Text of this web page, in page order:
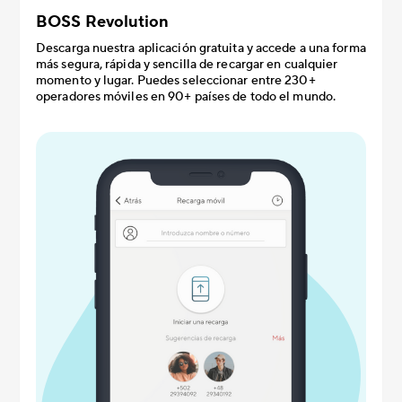
BOSS Revolution
Descarga nuestra aplicación gratuita y accede a una forma
más segura, rápida y sencilla de recargar en cualquier
momento y lugar. Puedes seleccionar entre 230+
operadores móviles en 90+ países de todo el mundo.